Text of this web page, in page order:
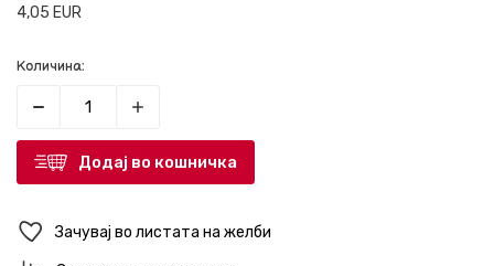
4,05 EUR
Количина:
Додај во кошничка
Зачувај во листата на желби